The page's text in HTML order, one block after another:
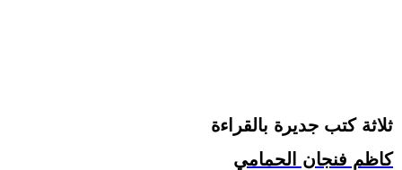
ثلاثة كتب جديرة بالقراءة
كاظم فنجان الحمامي